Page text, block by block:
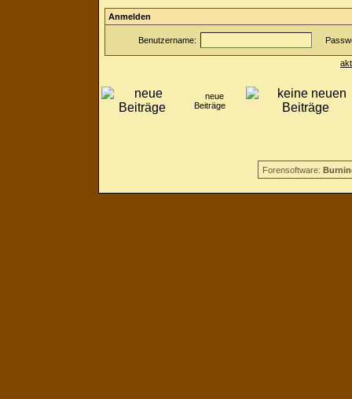
Anmelden
Benutzername:
neue
Beiträge
Forensoftware: